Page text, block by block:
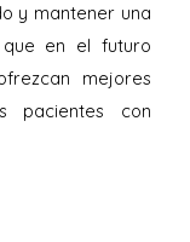
y mantener una
que en el futuro
mejores
pacientes con